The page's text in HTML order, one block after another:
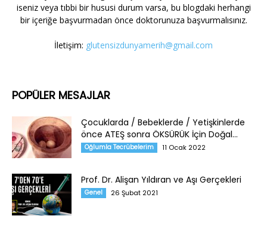
iseniz veya tıbbi bir hususi durum varsa, bu blogdaki herhangi
bir içeriğe başvurmadan önce doktorunuza başvurmalısınız.
İletişim: glutensizdunyamerih@gmail.com
POPÜLER MESAJLAR
Çocuklarda / Bebeklerde / Yetişkinlerde
önce ATEŞ sonra ÖKSÜRÜK İçin Doğal...
Oğlumla Tecrübelerim 11 Ocak 2022
Prof. Dr. Alişan Yıldıran ve Aşı Gerçekleri
Genel 26 Şubat 2021